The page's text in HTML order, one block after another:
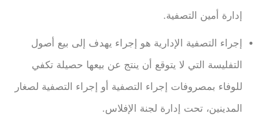
إدارة أمين التصفية.
إجراء التصفية الإدارية هو إجراء يهدف إلى بيع أصول
التفليسة التي لا يتوقع أن ينتج عن بيعها حصيلة تكفي
للوفاء بمصروفات إجراء التصفية أو إجراء التصفية لصغار
المدينين، تحت إدارة لجنة الإفلاس.